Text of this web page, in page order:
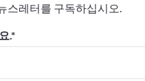
기
스레터를 구독하십시오.
.